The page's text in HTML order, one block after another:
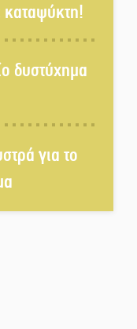
ξεσκέπασε η
κάτω από την
πανσέληνο της
δυστύχημα
για το